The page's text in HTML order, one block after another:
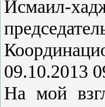
Исмаил-
09.10.2013
На мой